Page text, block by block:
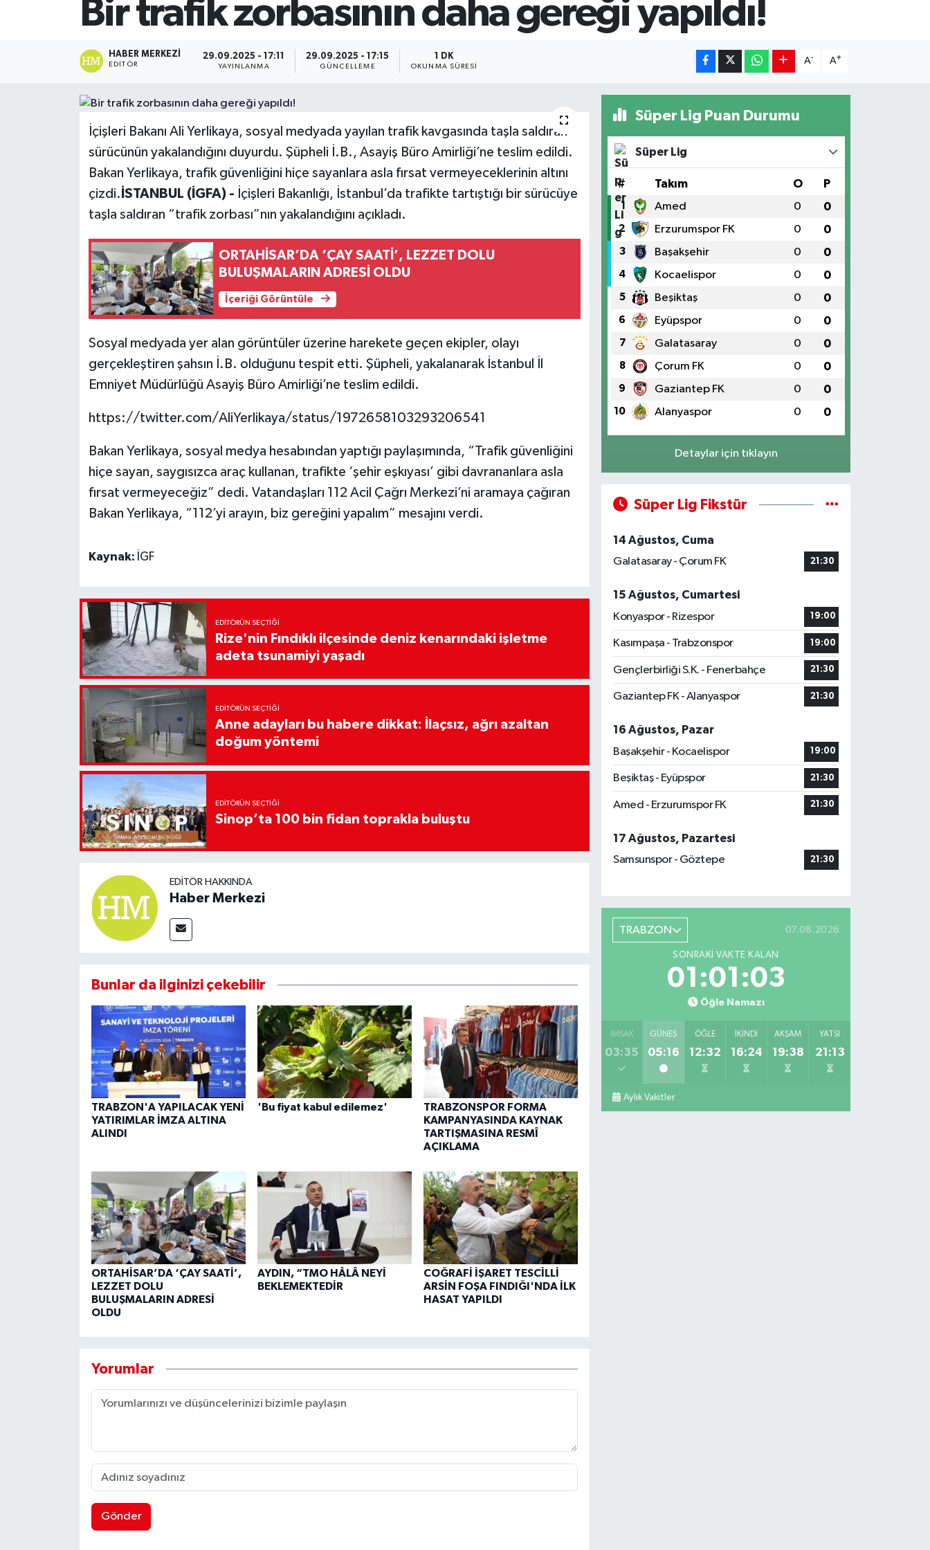
Bir trafik zorbasının daha gereği yapıldı!
HABER MERKEZI
EDITÖR
29.09.2025 - 17:11
YAYINLANMA
29.09.2025 - 17:15
GÜNCELLEME
1 DK
OKUNMA SÜRESI
A- A+
İçişleri Bakanı Ali Yerlikaya, sosyal medyada yayılan trafik kavgasında taşla saldıran
sürücünün yakalandığını duyurdu. Şüpheli İ.B., Asayiş Büro Amirliği’ne teslim edildi.
Bakan Yerlikaya, trafik güvenliğini hiçe sayanlara asla fırsat vermeyeceklerinin altını
çizdi. İSTANBUL (İGFA) - İçişleri Bakanlığı, İstanbul’da trafikte tartıştığı bir sürücüye
taşla saldıran “trafik zorbası”nın yakalandığını açıkladı.
ORTAHİSAR’DA ‘ÇAY SAATİ’, LEZZET DOLU
BULUŞMALARIN ADRESİ OLDU
İçeriği Görüntüle
Sosyal medyada yer alan görüntüler üzerine harekete geçen ekipler, olayı
gerçekleştiren şahsın İ.B. olduğunu tespit etti. Şüpheli, yakalanarak İstanbul İl
Emniyet Müdürlüğü Asayiş Büro Amirliği’ne teslim edildi.
https://twitter.com/AliYerlikaya/status/1972658103293206541
Bakan Yerlikaya, sosyal medya hesabından yaptığı paylaşımında, “Trafik güvenliğini
hiçe sayan, saygısızca araç kullanan, trafikte ‘şehir eşkıyası’ gibi davrananlara asla
fırsat vermeyeceğiz” dedi. Vatandaşları 112 Acil Çağrı Merkezi’ni aramaya çağıran
Bakan Yerlikaya, “112’yi arayın, biz gereğini yapalım” mesajını verdi.
Kaynak: İGF
EDITÖRÜN SEÇTIĞI
Rize'nin Fındıklı ilçesinde deniz kenarındaki işletme
adeta tsunamiyi yaşadı
EDITÖRÜN SEÇTIĞI
Anne adayları bu habere dikkat: İlaçsız, ağrı azaltan
doğum yöntemi
EDITÖRÜN SEÇTIĞI
Sinop’ta 100 bin fidan toprakla buluştu
EDITÖR HAKKINDA
Haber Merkezi
Bunlar da ilginizi çekebilir
TRABZON'A YAPILACAK YENİ
YATIRIMLAR İMZA ALTINA
ALINDI
'Bu fiyat kabul edilemez'
TRABZONSPOR FORMA
KAMPANYASINDA KAYNAK
TARTIŞMASINA RESMÎ
AÇIKLAMA
ORTAHİSAR’DA ‘ÇAY SAATİ’,
LEZZET DOLU
BULUŞMALARIN ADRESİ
OLDU
AYDIN, “TMO HÂLÂ NEYİ
BEKLEMEKTEDİR
COĞRAFİ İŞARET TESCİLLİ
ARSİN FOŞA FINDIĞI'NDA İLK
HASAT YAPILDI
Yorumlar
Gönder
Süper Lig Puan Durumu
Süper Lig
# Takım O P
1 Amed 0 0
2 Erzurumspor FK 0 0
3 Başakşehir 0 0
4 Kocaelispor 0 0
5 Beşiktaş 0 0
6 Eyüpspor 0 0
7 Galatasaray 0 0
8 Çorum FK 0 0
9 Gaziantep FK 0 0
10 Alanyaspor 0 0
Detaylar için tıklayın
Süper Lig Fikstür
14 Ağustos, Cuma
Galatasaray - Çorum FK
21:30
15 Ağustos, Cumartesi
Konyaspor - Rizespor
19:00
Kasımpaşa - Trabzonspor 19:00
Gençlerbirliği S.K. - Fenerbahçe 21:30
Gaziantep FK - Alanyaspor 21:30
16 Ağustos, Pazar
Başakşehir - Kocaelispor
19:00
Beşiktaş - Eyüpspor 21:30
Amed - Erzurumspor FK 21:30
17 Ağustos, Pazartesi
Samsunspor - Göztepe
21:30
TRABZON 07.08.2026
SONRAKI VAKTE KALAN
01:01:02
Öğle Namazı
İMSAK
03:35
GÜNEŞ
05:16
ÖĞLE
12:32
İKINDI
16:24
AKŞAM
19:38
YATSI
21:13
Aylık Vakitler
SİYASET
Teknoloji
TRABZON
TRABZONSPOR